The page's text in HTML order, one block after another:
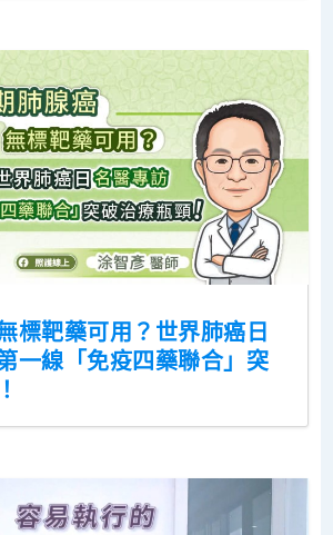
標靶藥可用？世界肺癌日
一線「免疫四藥聯合」突